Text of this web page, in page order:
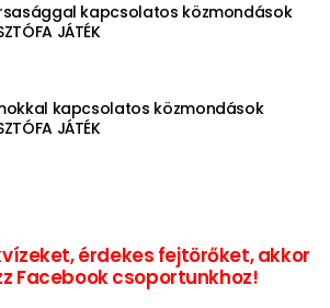
kapcsolatos közmondások
JÁTÉK
kapcsolatos közmondások
JÁTÉK
érdekes fejtörőket, akkor
Facebook csoportunkhoz!